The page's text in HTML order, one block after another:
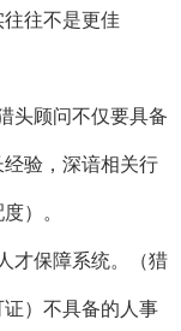
往不是更佳
头顾问不仅要具备
验，深谙相关行
）。
才保障系统。（猎
）不具备的人事